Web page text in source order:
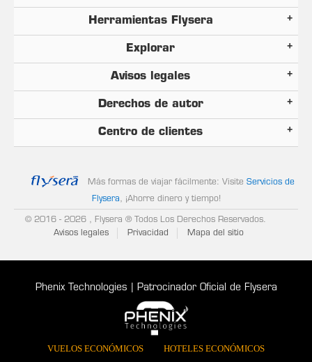
Herramientas Flysera
Explorar
Avisos legales
Derechos de autor
Centro de clientes
Más formas de viajar fácilmente: Visite Servicios de
Flysera, ¡Ahorre dinero y tiempo!
© 2016 - 2026 , Flysera ® Todos Los Derechos Reservados.
Avisos legales
Privacidad Mapa del sitio
Phenix Technologies | Patrocinador Oficial de Flysera
VUELOS ECONÓMICOS HOTELES ECONÓMICOS